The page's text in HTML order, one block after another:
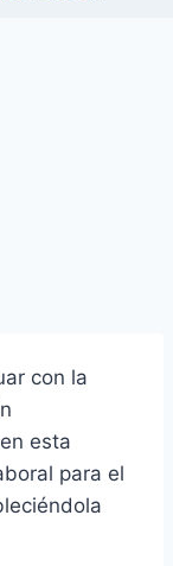
con la
esta
para el